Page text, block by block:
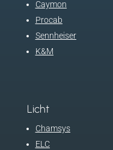
Caymon
Procab
Sennheiser
K&M
Licht
Chamsys
ELC